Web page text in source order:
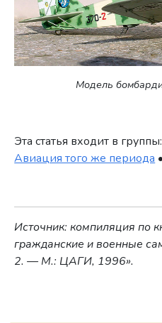
Модель
Эта статья входит в
Авиация того же периода
Источник: компиляция по
гражданские и военные
2. — М.: ЦАГИ, 1996».